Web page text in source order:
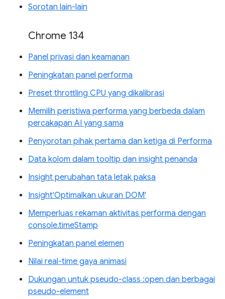
Sorotan lain-lain
Chrome 134
Panel privasi dan keamanan
Peningkatan panel performa
Preset throttling CPU yang dikalibrasi
Memilih peristiwa performa yang berbeda dalam
percakapan AI yang sama
Penyorotan pihak pertama dan ketiga di Performa
Data kolom dalam tooltip dan insight penanda
Insight perubahan tata letak paksa
Insight'Optimalkan ukuran DOM'
Memperluas rekaman aktivitas performa dengan
console.timeStamp
Peningkatan panel elemen
Nilai real-time gaya animasi
Dukungan untuk pseudo-class :open dan berbagai
pseudo-element